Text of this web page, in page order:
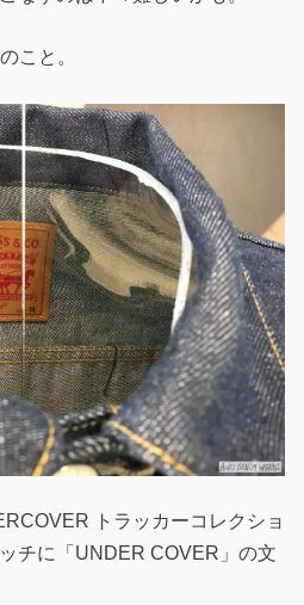
こと。
トラッカーコレクショ
チに「UNDER COVER」の文